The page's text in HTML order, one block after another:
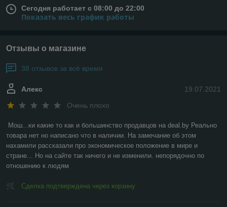
Сегодня работает с 08:00 до 22:00
Показать весь график работы
Отзывы о магазине
38 отзывов за всё время
19.07.2021
Алекс
Очень плохо
Мош...ки какие то как и большинство продавцов на deal.by Реально
товара нет но написано что в наличии. На замечание об этом
нахамили рассказали про экономическое положение в мире и
стране... Но на сайте так ничего и не изменили. непорядочно по
отношению к людям
Сделка подтверждена через корзину